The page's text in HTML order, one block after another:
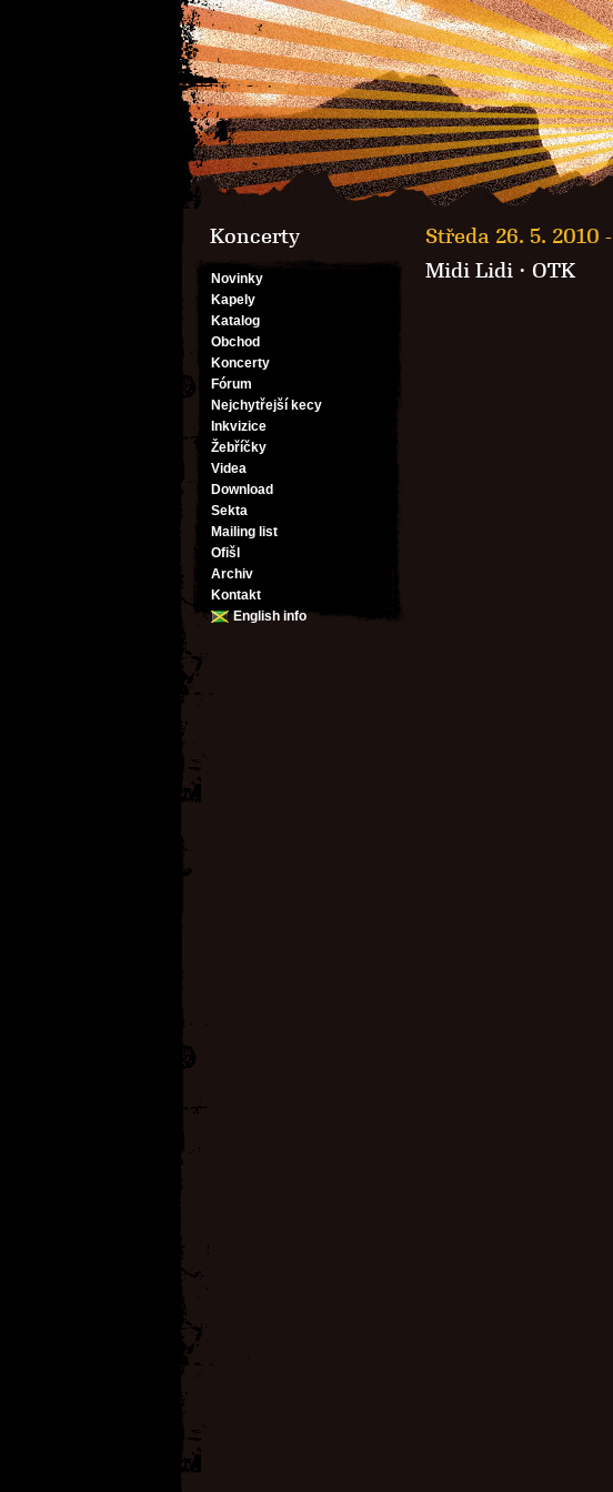
Koncerty
Novinky
Kapely
Katalog
Obchod
Koncerty
Fórum
Nejchytřejší kecy
Inkvizice
Žebříčky
Videa
Download
Sekta
Mailing list
Ofišl
Archiv
Kontakt
English info
Středa 26. 5. 2010 -
Midi Lidi · OTK